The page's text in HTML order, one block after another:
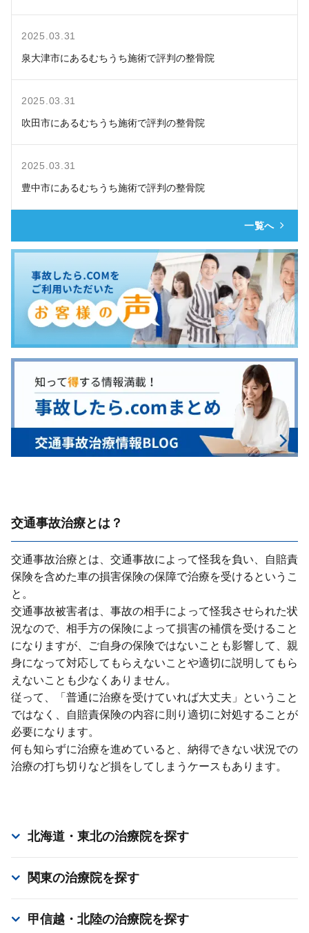
2025.03.31
泉大津市にあるむちうち施術で評判の整骨院
2025.03.31
吹田市にあるむちうち施術で評判の整骨院
2025.03.31
豊中市にあるむちうち施術で評判の整骨院
一覧へ
交通事故治療とは？
交通事故治療とは、交通事故によって怪我を負い、⾃賠責
保険を含めた⾞の損害保険の保障で治療を受けるというこ
と。
交通事故被害者は、事故の相⼿によって怪我させられた状
況なので、相⼿⽅の保険によって損害の補償を受けること
になりますが、ご⾃⾝の保険ではないことも影響して、親
⾝になって対応してもらえないことや適切に説明してもら
えないことも少なくありません。
従って、「普通に治療を受けていれば⼤丈夫」ということ
ではなく、⾃賠責保険の内容に則り適切に対処することが
必要になります。
何も知らずに治療を進めていると、納得できない状況での
治療の打ち切りなど損をしてしまうケースもあります。
北海道・東北の治療院を探す
関東の治療院を探す
甲信越・北陸の治療院を探す